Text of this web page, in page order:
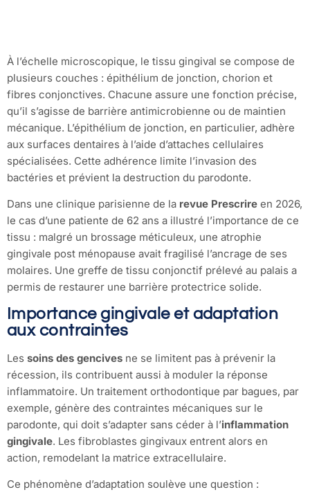
À l’échelle microscopique, le tissu gingival se compose de
plusieurs couches : épithélium de jonction, chorion et
fibres conjonctives. Chacune assure une fonction précise,
qu’il s’agisse de barrière antimicrobienne ou de maintien
mécanique. L’épithélium de jonction, en particulier, adhère
aux surfaces dentaires à l’aide d’attaches cellulaires
spécialisées. Cette adhérence limite l’invasion des
bactéries et prévient la destruction du parodonte.
Dans une clinique parisienne de la revue Prescrire en 2026,
le cas d’une patiente de 62 ans a illustré l’importance de ce
tissu : malgré un brossage méticuleux, une atrophie
gingivale post ménopause avait fragilisé l’ancrage de ses
molaires. Une greffe de tissu conjonctif prélevé au palais a
permis de restaurer une barrière protectrice solide.
Importance gingivale et adaptation
aux contraintes
Les soins des gencives ne se limitent pas à prévenir la
récession, ils contribuent aussi à moduler la réponse
inflammatoire. Un traitement orthodontique par bagues, par
exemple, génère des contraintes mécaniques sur le
parodonte, qui doit s’adapter sans céder à l’inflammation
gingivale. Les fibroblastes gingivaux entrent alors en
action, remodelant la matrice extracellulaire.
Ce phénomène d’adaptation soulève une question :